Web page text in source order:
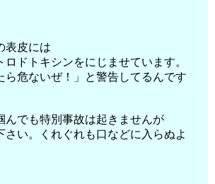
表皮には
ドトキシンをにじませています。
ら危ないぜ！」と警告してるんです
んでも特別事故は起きませんが
さい。くれぐれも口などに入らぬよ